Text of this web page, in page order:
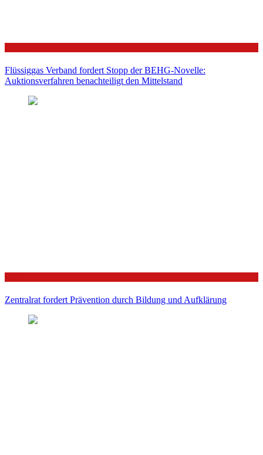
Flüssiggas Verband fordert Stopp der BEHG-Novelle:
Auktionsverfahren benachteiligt den Mittelstand
Zentralrat fordert Prävention durch Bildung und Aufklärung